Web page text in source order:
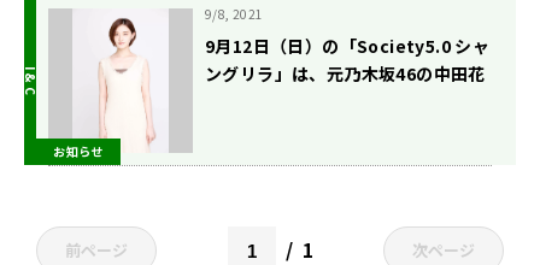
お知らせ
9/8, 2021
9月12日（日）の「Society5.0 シャ
ングリラ」は、元乃木坂46の中田花
前ページ 1 次ページ